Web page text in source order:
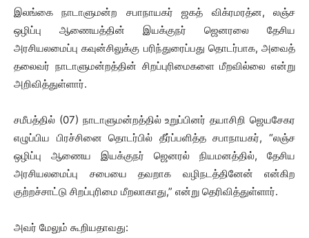
இலங்கை நாடாளுமன்ற சபாநாயகர் ஜகத் விக்ரமரத்ன, லஞ்ச
ஒழிப்பு ஆணையத்தின் இயக்குநர் ஜெனரலை தேசிய
அரசியலமைப்பு கவுன்சிலுக்கு பரிந்துரைப்பது தொடர்பாக, அவைத்
தலைவர் நாடாளுமன்றத்தின் சிறப்புரிமைகளை மீறவில்லை என்று
அறிவித்துள்ளார்.
சமீபத்தில் (07) நாடாளுமன்றத்தில் உறுப்பினர் தயாசிறி ஜெயசேகர
எழுப்பிய பிரச்சினை தொடர்பில் தீர்ப்பளித்த சபாநாயகர், “லஞ்ச
ஒழிப்பு ஆணைய இயக்குநர் ஜெனரல் நியமனத்தில், தேசிய
அரசியலமைப்பு சபையை தவறாக வழிநடத்தினேன் என்கிற
குற்றச்சாட்டு சிறப்புரிமை மீறலாகாது,” என்று தெரிவித்துள்ளார்.
அவர் மேலும் கூறியதாவது: